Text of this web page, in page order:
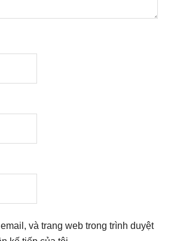
và trang web trong trình duyệt